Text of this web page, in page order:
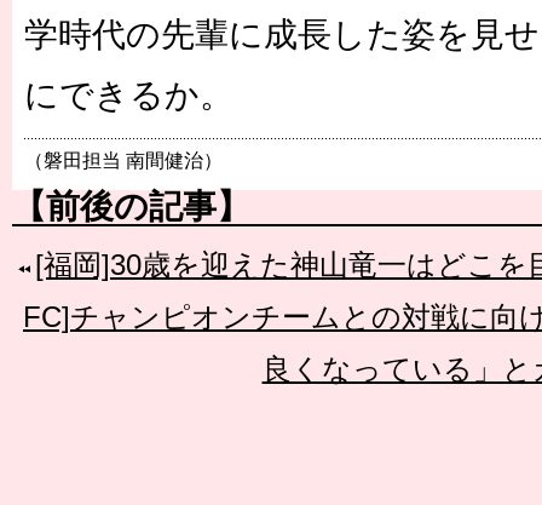
学時代の先輩に成長した姿を見
にできるか。
（磐田担当 南間健治）
【前後の記事】
[福岡]30歳を迎えた神山竜一はどこを
FC]チャンピオンチームとの対戦に向
良くなっている」と